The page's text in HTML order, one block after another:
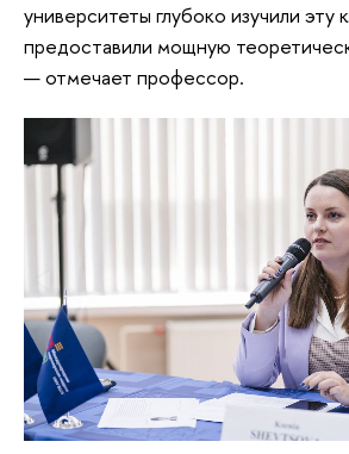
университеты глубоко изучили
предоставили мощную
— отмечает профессор.